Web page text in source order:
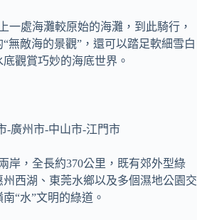
一處海灘較原始的海灘，到此騎行，
無敵海的景觀”，還可以踏足軟細雪白
觀賞巧妙的海底世界。
-廣州市-中山市-江門市
岸，全長約370公里，既有郊外型綠
西湖、東莞水鄉以及多個濕地公園交
“水”文明的綠道。